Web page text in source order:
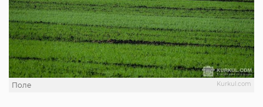
Kurkul.com
Поле